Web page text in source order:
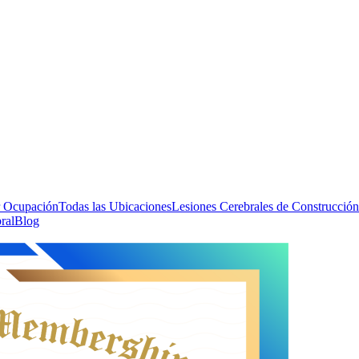
OcupaciónTodas las UbicacionesLesiones Cerebrales de Construcción
Blog